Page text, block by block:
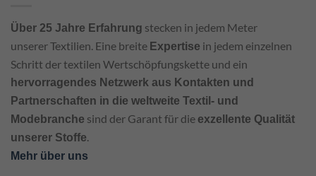
Über 25 Jahre Erfahrung stecken in jedem Meter
unserer Textilien. Eine breite Expertise in jedem einzelnen
Schritt der textilen Wertschöpfungskette und ein
hervorragendes Netzwerk aus Kontakten und
Partnerschaften in die weltweite Textil- und
Modebranche sind der Garant für die exzellente Qualität
unserer Stoffe.
Mehr über uns